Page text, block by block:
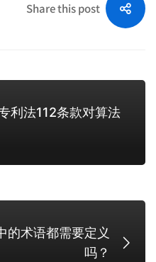
Share this post
利法112条款对算法
的术语都需要定义
吗？